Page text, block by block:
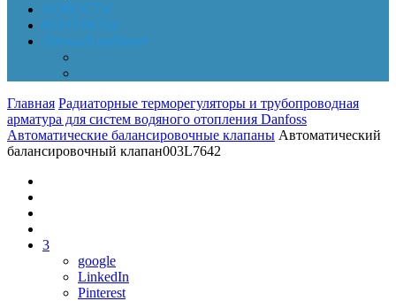
НОВОСТИ
КОНТАКТЫ
Личный кабинет
Главная Радиаторные терморегуляторы и трубопроводная
арматура для систем водяного отопления Danfoss
Автоматические балансировочные клапаны Автоматический
балансировочный клапан003L7642
3
google
LinkedIn
Pinterest